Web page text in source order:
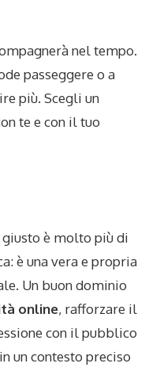
nel tempo.
passeggere o a
più. Scegli un
te e con il tuo
è molto più di
è una vera e propria
Un buon dominio
online, rafforzare il
con il pubblico
un contesto preciso